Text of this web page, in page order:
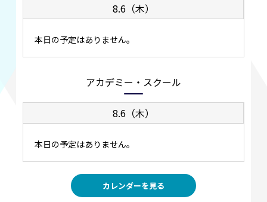
8.6（木）
本日の予定はありません。
アカデミー・スクール
8.6（木）
本日の予定はありません。
カレンダーを見る